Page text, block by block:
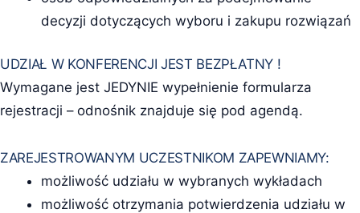
decyzji dotyczących wyboru i zakupu rozwiązań
UDZIAŁ W KONFERENCJI JEST BEZPŁATNY !
Wymagane jest JEDYNIE wypełnienie formularza
rejestracji – odnośnik znajduje się pod agendą.
ZAREJESTROWANYM UCZESTNIKOM ZAPEWNIAMY:
możliwość udziału w wybranych wykładach
możliwość otrzymania potwierdzenia udziału w